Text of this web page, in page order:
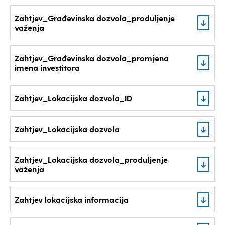
Zahtjev_Građevinska dozvola_produljenje
važenja
Zahtjev_Građevinska dozvola_promjena
imena investitora
Zahtjev_Lokacijska dozvola_ID
Zahtjev_Lokacijska dozvola
Zahtjev_Lokacijska dozvola_produljenje
važenja
Zahtjev lokacijska informacija